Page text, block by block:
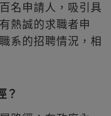
名申請人，吸引具
熱誠的求職者申
系的招聘情況，相
？